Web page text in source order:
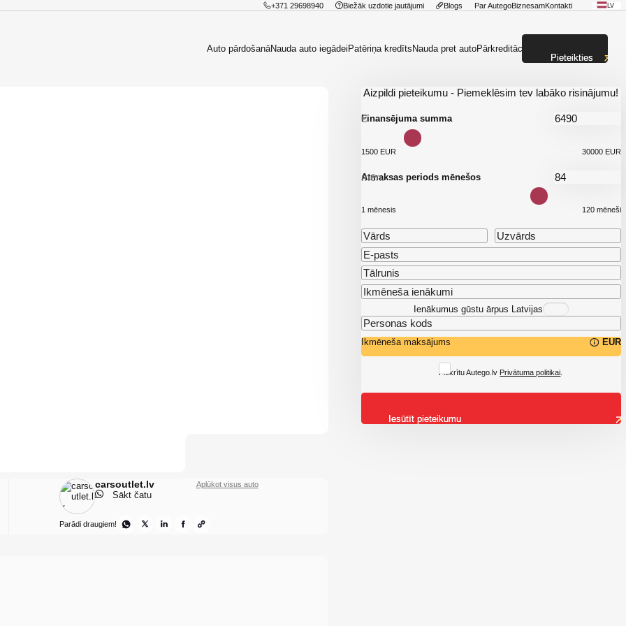
+371 29698940 Biežāk uzdotie jautājumi Blogs Par AutegoBiznesamKontakti LV
Auto pārdošanāNauda auto iegādeiPatēriņa kredītsNauda pret autoPārkreditācija
carsoutlet.lv
Sākt čatu
Aplūkot visus auto
Parādi draugiem!
Aizpildi pieteikumu - Piemeklēsim tev labāko risinājumu!
Finansējuma summa
€
1500 EUR 30000 EUR
Atmaksas periods mēnešos
mēn.
1 mēnesis 120 mēneši
Ienākumus gūstu ārpus Latvijas
Ikmēneša maksājums EUR
Piekrītu Autego.lv Privātuma politikai